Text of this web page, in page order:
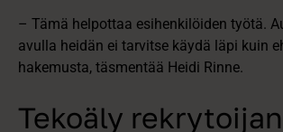
– Tämä helpottaa esihenkilöiden työtä.
avulla heidän ei tarvitse käydä läpi kuin
hakemusta, täsmentää Heidi Rinne.
Tekoäly rekrytoijan